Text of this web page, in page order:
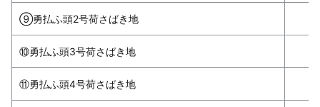
⑨勇払ふ頭2号荷さばき地
⑩勇払ふ頭3号荷さばき地
⑪勇払ふ頭4号荷さばき地